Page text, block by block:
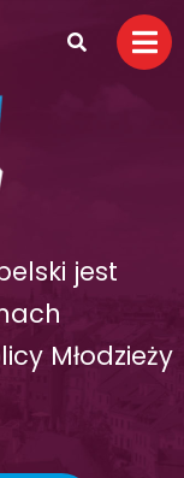
jest
Młodzieży